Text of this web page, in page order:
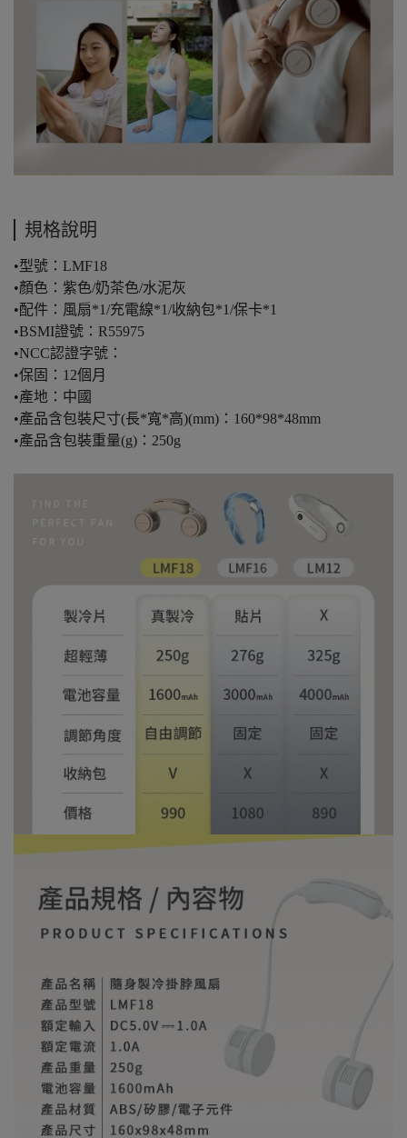
規格說明
•型號：LMF18
•顏色：紫色/奶茶色/水泥灰
•配件：風扇*1/充電線*1/收納包*1/保卡*1
•BSMI證號：R55975
•NCC認證字號：
•保固：12個月
•產地：中國
•產品含包裝尺寸(長*寬*高)(mm)：160*98*48mm
•產品含包裝重量(g)：250g